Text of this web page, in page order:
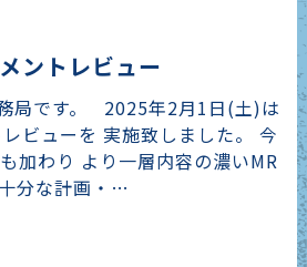
ントレビュー
局です。 2025年2月1日(土)は
ビューを 実施致しました。 今
加わり より一層内容の濃いMR
分な計画・…